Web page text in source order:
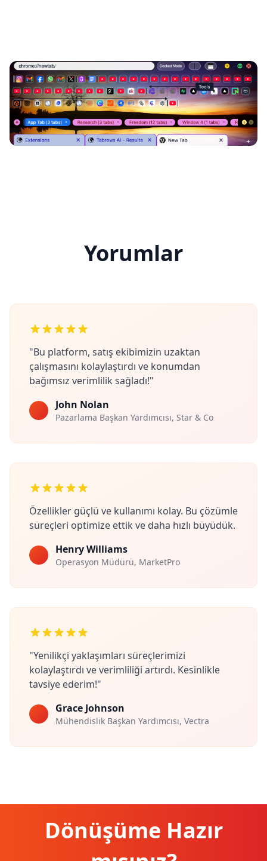
Yorumlar
"Bu platform, satış ekibimizin uzaktan
çalışmasını kolaylaştırdı ve konumdan
bağımsız verimlilik sağladı!"
John Nolan
Pazarlama Başkan Yardımcısı, Star & Co
Özellikler güçlü ve kullanımı kolay. Bu çözümle
süreçleri optimize ettik ve daha hızlı büyüdük.
Henry Williams
Operasyon Müdürü, MarketPro
"Yenilikçi yaklaşımları süreçlerimizi
kolaylaştırdı ve verimliliği artırdı. Kesinlikle
tavsiye ederim!"
Grace Johnson
Mühendislik Başkan Yardımcısı, Vectra
Dönüşüme Hazır